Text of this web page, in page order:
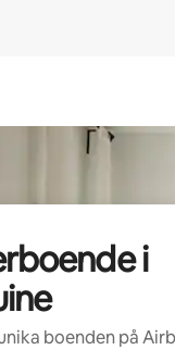
i
boenden på